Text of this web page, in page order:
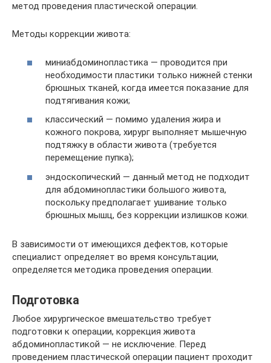
метод проведения пластической операции.
Методы коррекции живота:
миниабдоминопластика — проводится при
необходимости пластики только нижней стенки
брюшных тканей, когда имеется показание для
подтягивания кожи;
классический — помимо удаления жира и
кожного покрова, хирург выполняет мышечную
подтяжку в области живота (требуется
перемещение пупка);
эндоскопический — данный метод не подходит
для абдоминопластики большого живота,
поскольку предполагает ушивание только
брюшных мышц, без коррекции излишков кожи.
В зависимости от имеющихся дефектов, которые
специалист определяет во время консультации,
определяется методика проведения операции.
Подготовка
Любое хирургическое вмешательство требует
подготовки к операции, коррекция живота
абдоминопластикой — не исключение. Перед
проведением пластической операции пациент проходит